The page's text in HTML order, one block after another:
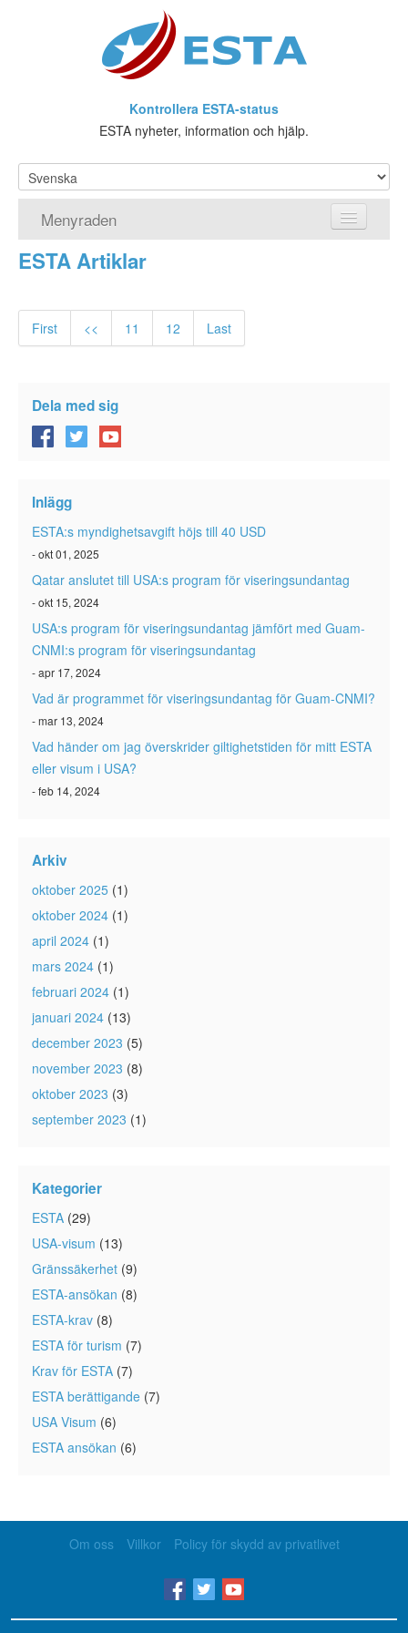
Kontrollera ESTA-status
ESTA nyheter, information och hjälp.
Menyraden
Hemsida
Vad är ESTA?
ESTA-status
Kontakta
ESTA Artiklar
First << 11 12 Last
Dela med sig
Inlägg
ESTA:s myndighetsavgift höjs till 40 USD
- okt 01, 2025
Qatar anslutet till USA:s program för viseringsundantag
- okt 15, 2024
USA:s program för viseringsundantag jämfört med Guam-
CNMI:s program för viseringsundantag
- apr 17, 2024
Vad är programmet för viseringsundantag för Guam-CNMI?
- mar 13, 2024
Vad händer om jag överskrider giltighetstiden för mitt ESTA
eller visum i USA?
- feb 14, 2024
Arkiv
oktober 2025 (1)
oktober 2024 (1)
april 2024 (1)
mars 2024 (1)
februari 2024 (1)
januari 2024 (13)
december 2023 (5)
november 2023 (8)
oktober 2023 (3)
september 2023 (1)
Kategorier
ESTA (29)
USA-visum (13)
Gränssäkerhet (9)
ESTA-ansökan (8)
ESTA-krav (8)
ESTA för turism (7)
Krav för ESTA (7)
ESTA berättigande (7)
USA Visum (6)
ESTA ansökan (6)
Om oss Villkor Policy för skydd av privatlivet